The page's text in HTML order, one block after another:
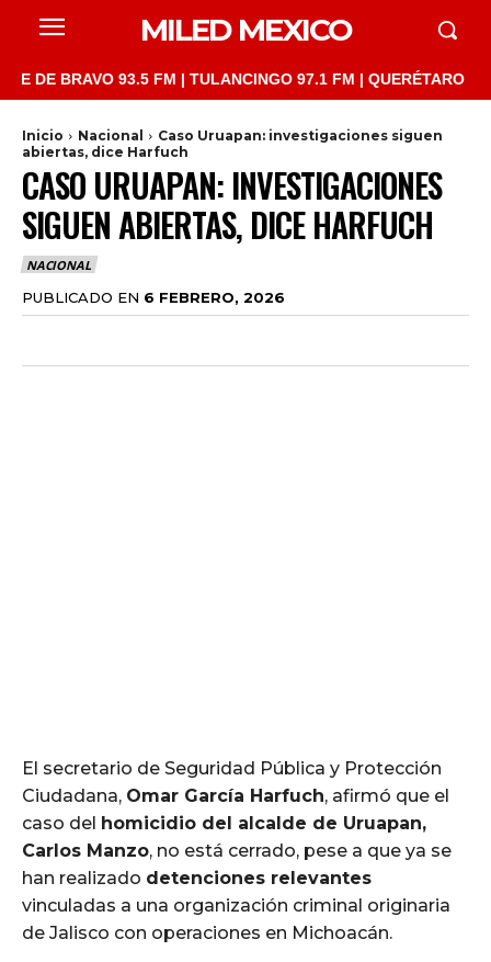
MILED MEXICO
93.5 FM | TULANCINGO 97.1 FM | QUERÉTARO 103.1
Inicio Nacional
Caso Uruapan: investigaciones siguen
abiertas, dice Harfuch
CASO URUAPAN: INVESTIGACIONES
SIGUEN ABIERTAS, DICE HARFUCH
NACIONAL
PUBLICADO EN 6 FEBRERO, 2026
El secretario de Seguridad Pública y Protección
Ciudadana, Omar García Harfuch, afirmó que el
caso del homicidio del alcalde de Uruapan,
Carlos Manzo, no está cerrado, pese a que ya se
han realizado detenciones relevantes
vinculadas a una organización criminal originaria
de Jalisco con operaciones en Michoacán.